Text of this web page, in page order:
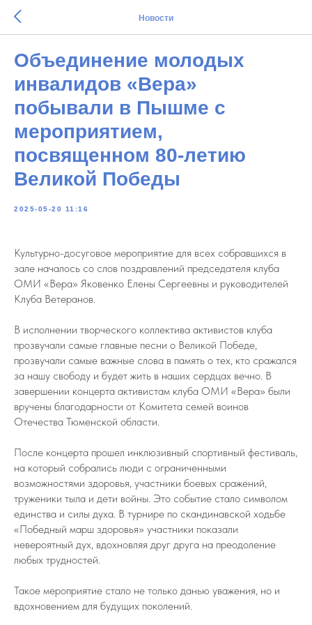
Новости
Объединение молодых
инвалидов «Вера»
побывали в Пышме с
мероприятием,
посвященном 80-летию
Великой Победы
2025-05-20 11:16
Культурно-досуговое мероприятие для всех собравшихся в
зале началось со слов поздравлений председателя клуба
ОМИ «Вера» Яковенко Елены Сергеевны и руководителей
Клуба Ветеранов.
В исполнении творческого коллектива активистов клуба
прозвучали самые главные песни о Великой Победе,
прозвучали самые важные слова в память о тех, кто сражался
за нашу свободу и будет жить в наших сердцах вечно. В
завершении концерта активистам клуба ОМИ «Вера» были
вручены благодарности от Комитета семей воинов
Отечества Тюменской области.
После концерта прошел инклюзивный спортивный фестиваль,
на который собрались люди с ограниченными
возможностями здоровья, участники боевых сражений,
труженики тыла и дети войны. Это событие стало символом
единства и силы духа. В турнире по скандинавской ходьбе
«Победный марш здоровья» участники показали
невероятный дух, вдохновляя друг друга на преодоление
любых трудностей.
Такое мероприятие стало не только данью уважения, но и
вдохновением для будущих поколений.